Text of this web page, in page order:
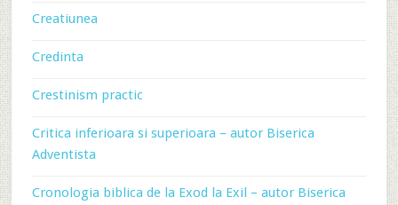
Creatiunea
Credinta
Crestinism practic
Critica inferioara si superioara – autor Biserica
Adventista
Cronologia biblica de la Exod la Exil – autor Biserica